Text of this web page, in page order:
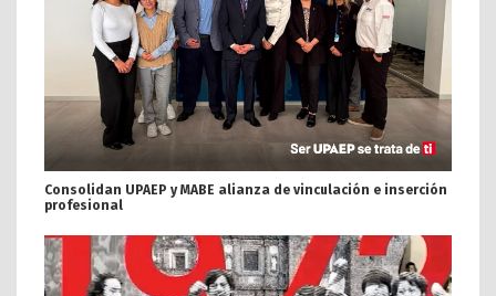
Consolidan UPAEP y MABE alianza de vinculación e inserción
profesional